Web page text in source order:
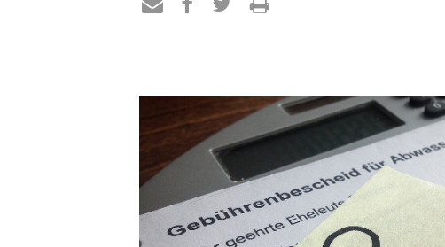
E-
Mail
Facebook
Twitter